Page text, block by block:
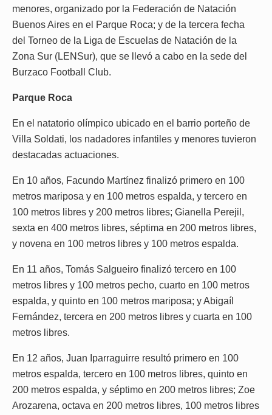
menores, organizado por la Federación de Natación
Buenos Aires en el Parque Roca; y de la tercera fecha
del Torneo de la Liga de Escuelas de Natación de la
Zona Sur (LENSur), que se llevó a cabo en la sede del
Burzaco Football Club.
Parque Roca
En el natatorio olímpico ubicado en el barrio porteño de
Villa Soldati, los nadadores infantiles y menores tuvieron
destacadas actuaciones.
En 10 años, Facundo Martínez finalizó primero en 100
metros mariposa y en 100 metros espalda, y tercero en
100 metros libres y 200 metros libres; Gianella Perejil,
sexta en 400 metros libres, séptima en 200 metros libres,
y novena en 100 metros libres y 100 metros espalda.
En 11 años, Tomás Salgueiro finalizó tercero en 100
metros libres y 100 metros pecho, cuarto en 100 metros
espalda, y quinto en 100 metros mariposa; y Abigaíl
Fernández, tercera en 200 metros libres y cuarta en 100
metros libres.
En 12 años, Juan Iparraguirre resultó primero en 100
metros espalda, tercero en 100 metros libres, quinto en
200 metros espalda, y séptimo en 200 metros libres; Zoe
Arozarena, octava en 200 metros libres, 100 metros libres